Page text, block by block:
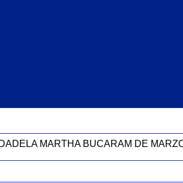
MARTHA BUCARAM DE